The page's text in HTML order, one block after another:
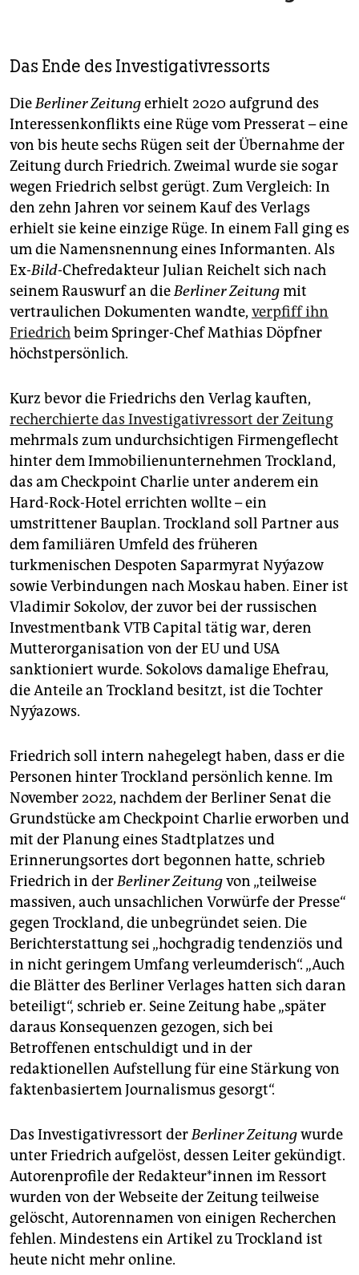
Das Ende des Investigativressorts
DieBerliner Zeitungerhielt 2020 aufgrund des
Interessenkonflikts eine Rüge vom Presserat – eine
von bis heute sechs Rügen seit der Übernahme der
Zeitung durch Friedrich. Zweimal wurde sie sogar
wegen Friedrich selbst gerügt. Zum Vergleich: In
den zehn Jahren vor seinem Kauf des Verlags
erhielt sie keine einzige Rüge. In einem Fall ging es
um die Namensnennung eines Informanten. Als
Ex-Bild-Chefredakteur Julian Reichelt sich nach
seinem Rauswurf an dieBerliner Zeitungmit
vertraulichen Dokumenten wandte, verpfiff ihn
Friedrichbeim Springer-Chef Mathias Döpfner
höchstpersönlich.
Kurz bevor die Friedrichs den Verlag kauften,
recherchierte das Investigativressort der Zeitung
mehrmals zum undurchsichtigen Firmengeflecht
hinter dem Immobilienunternehmen Trockland,
das am Checkpoint Charlie unter anderem ein
Hard-Rock-Hotel errichten wollte – ein
umstrittener Bauplan. Trockland soll Partner aus
dem familiären Umfeld des früheren
turkmenischen Despoten Saparmyrat Nyýazow
sowie Verbindungen nach Moskau haben. Einer ist
Vladimir Sokolov, der zuvor bei der russischen
Investmentbank VTB Capital tätig war, deren
Mutterorganisation von der EU und USA
sanktioniert wurde. Sokolovs damalige Ehefrau,
die Anteile an Trockland besitzt, ist die Tochter
Nyýazows.
Friedrich soll intern nahegelegt haben, dass er die
Personen hinter Trockland persönlich kenne. Im
November 2022, nachdem der Berliner Senat die
Grundstücke am Checkpoint Charlie erworben und
mit der Planung eines Stadtplatzes und
Erinnerungsortes dort begonnen hatte, schrieb
Friedrich in derBerliner Zeitungvon „teilweise
massiven, auch unsachlichen Vorwürfe der Presse“
gegen Trockland, die unbegründet seien. Die
Berichterstattung sei „hochgradig tendenziös und
in nicht geringem Umfang verleumderisch“. „Auch
die Blätter des Berliner Verlages hatten sich daran
beteiligt“, schrieb er. Seine Zeitung habe „später
daraus Konsequenzen gezogen, sich bei
Betroffenen entschuldigt und in der
redaktionellen Aufstellung für eine Stärkung von
faktenbasiertem Journalismus gesorgt“.
Das Investigativressort derBerliner Zeitungwurde
unter Friedrich aufgelöst, dessen Leiter gekündigt.
Autorenprofile der Re­dak­teu­r*in­nen im Ressort
wurden von der Webseite der Zeitung teilweise
gelöscht, Autorennamen von einigen Recherchen
fehlen. Mindestens ein Artikel zu Trockland ist
heute nicht mehr online.